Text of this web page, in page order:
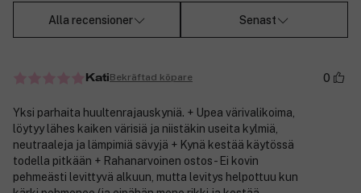
Alla recensioner Senast
KatiBekräftad köpare 0
Yksi parhaita huultenrajauskyniä. + Upea värivalikoima,
löytyy lähes kaiken värisiä ja niistäkin useita kylmiä,
neutraaleja ja lämpimiä sävyjä + Kynä kestää käytössä
todella pitkään + Rahanarvoinen ostos - Ei kovin
pehmeästi levittyvä alkuun, mutta levitys helpottuu kun